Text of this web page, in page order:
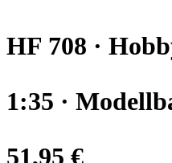
HF 708 ·
1:35 ·
51,95 €